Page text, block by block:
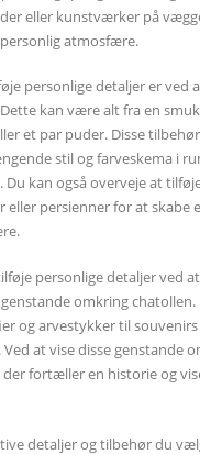
eller kunstværker på
atmosfære.
personlige detaljer er ved
kan være alt fra en
et par puder. Disse
stil og farveskema i
Du kan også overveje at
eller persienner for at skabe
personlige detaljer ved
omkring
og arvestykker til
at vise disse genstande
fortæller en historie og
detaljer og tilbehør du